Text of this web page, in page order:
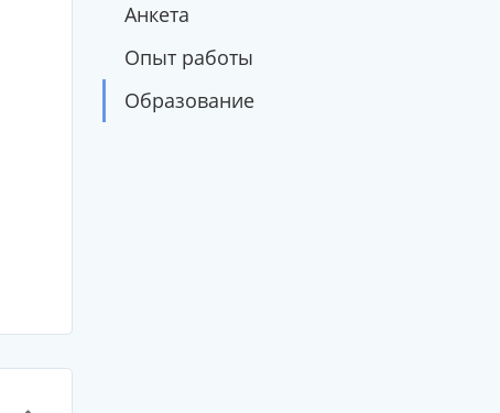
Анкета
Опыт работы
Образование